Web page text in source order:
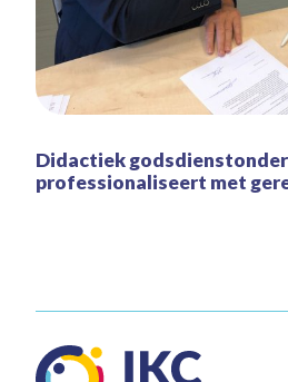
Didactiek
professionaliseert met